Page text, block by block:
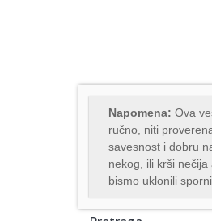
Napomena: Ova
ručno, niti
savesnost i dobru
nekog, ili krši
bismo uklonili